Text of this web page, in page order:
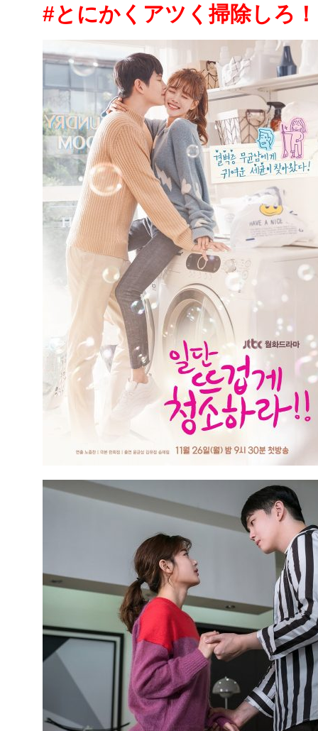
#とにかくアツく掃除しろ！